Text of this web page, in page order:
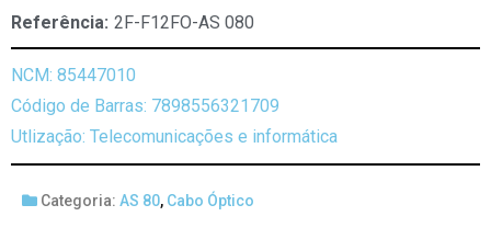
Referência: 2F-F12FO-AS 080
NCM: 85447010
Código de Barras: 7898556321709
Utlização: Telecomunicações e informática
Categoria: AS 80, Cabo Óptico